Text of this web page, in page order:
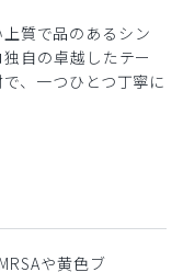
質で品のあるシン
自の卓越したテー
、一つひとつ丁寧に
や黄色ブ